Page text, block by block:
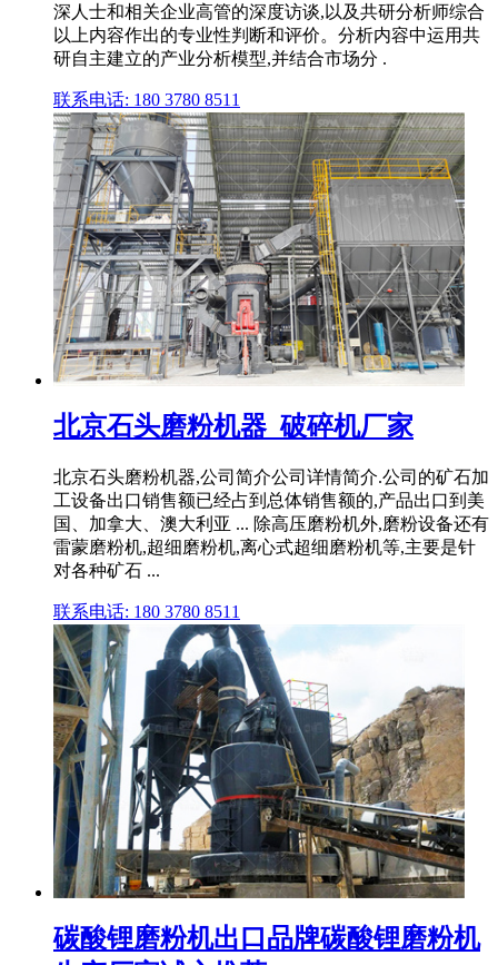
深人士和相关企业高管的深度访谈,以及共研分析师综合
以上内容作出的专业性判断和评价。分析内容中运用共
研自主建立的产业分析模型,并结合市场分 .
联系电话: 180 3780 8511
北京石头磨粉机器_破碎机厂家
北京石头磨粉机器,公司简介公司详情简介.公司的矿石加
工设备出口销售额已经占到总体销售额的,产品出口到美
国、加拿大、澳大利亚 ... 除高压磨粉机外,磨粉设备还有
雷蒙磨粉机,超细磨粉机,离心式超细磨粉机等,主要是针
对各种矿石 ...
联系电话: 180 3780 8511
碳酸锂磨粉机出口品牌碳酸锂磨粉机